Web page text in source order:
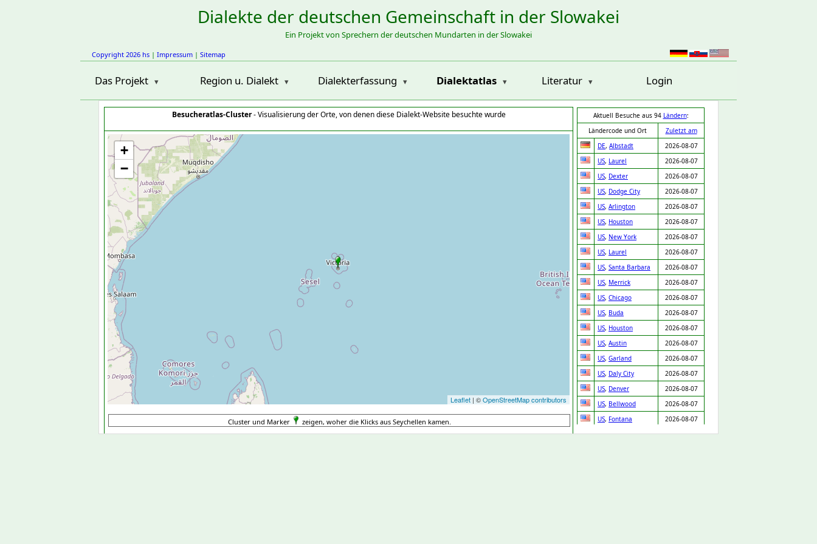
Dialekte der deutschen Gemeinschaft in der Slowakei
Ein Projekt von Sprechern der deutschen Mundarten in der Slowakei
Copyright 2026 hs | Impressum | Sitemap
Das Projekt Region u. Dialekt Dialekterfassung Dialektatlas Literatur Login
Besucheratlas-Cluster- Visualisierung der Orte, von denen diese Dialekt-Website besuchte wurde
+
−
Leaflet | ©OpenStreetMap contributors
Aktuell Besuche aus 94 Ländern:
Ländercode und Ort
Zuletzt am
DE, Albstadt
2026-08-07
US, Laurel
2026-08-07
US, Dexter
2026-08-07
US, Dodge City
2026-08-07
US, Arlington
2026-08-07
US, Houston
2026-08-07
US, New York
2026-08-07
US, Laurel
2026-08-07
US, Santa Barbara
2026-08-07
US, Merrick
2026-08-07
US, Chicago
2026-08-07
US, Buda
2026-08-07
US, Houston
2026-08-07
US, Austin
2026-08-07
US, Garland
2026-08-07
US, Daly City
2026-08-07
US, Denver
2026-08-07
US, Bellwood
2026-08-07
US, Fontana
2026-08-07
US,Prentiss
2026-08-07
Cluster und Marker zeigen, woher die Klicks aus Seychellen kamen.